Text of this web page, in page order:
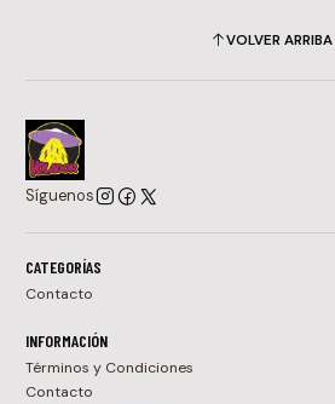
VOLVER ARRIBA
Síguenos
CATEGORÍAS
Contacto
INFORMACIÓN
Términos y Condiciones
Contacto